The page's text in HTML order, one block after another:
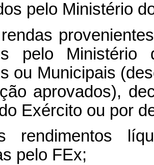
pelo Ministério
pelo
ou Municipais
aprovados),
Exército ou por
rendimentos
pelo FEx;